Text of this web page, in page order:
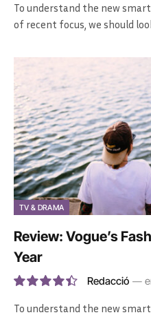
To understand the new
of recent focus, we should
TV & DRAMA
Review: Vogue’s
Year
8.9
Redacció
To understand the new